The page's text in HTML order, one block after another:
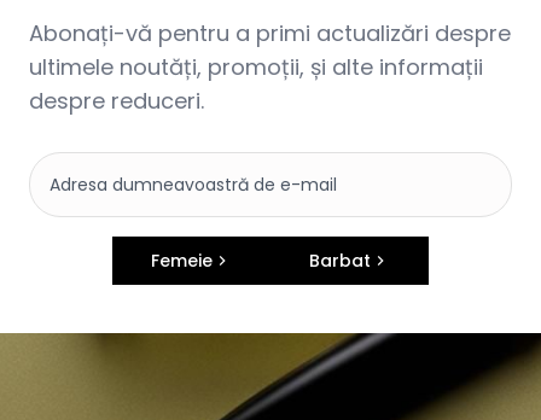
Abonați-vă pentru a primi actualizări despre
ultimele noutăți, promoții, și alte informații
despre reduceri.
Femeie Barbat